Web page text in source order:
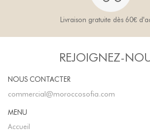
Livraison gratuite dès 60€
REJOIGNEZ-
NOUS CONTACTER
commercial@moroccosofia.com
MENU
Accueil